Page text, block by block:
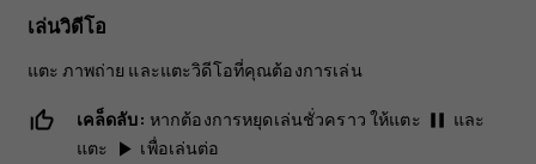
เล่นวิดีโอ
แตะภาพถ่าย และแตะวิดีโอที่คุณต้องการเล่น
เคล็ดลับ: หากต้องการหยุดเล่นชั่วคราว ให้แตะ pause และ
แตะ play_arrow เพื่อเล่นต่อ